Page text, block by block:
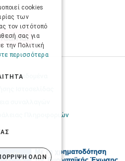
δεδομένα
Πληροφοριών
cookies
των
τον ιστότοπό
σας για
την Πολιτική
περισσότερα
ΌΛΩΝ